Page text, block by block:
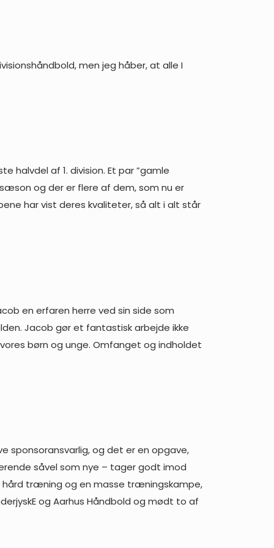
men jeg håber, at alle I
af 1. division. Et par ”gamle
og der er flere af dem, som nu er
har vist deres kvaliteter, så alt i alt står
en erfaren herre ved sin side som
Jacob gør et fantastisk arbejde ikke
børn og unge. Omfanget og indholdet
sponsoransvarlig, og det er en opgave,
såvel som nye – tager godt imod
træning og en masse træningskampe,
og Aarhus Håndbold og mødt to af